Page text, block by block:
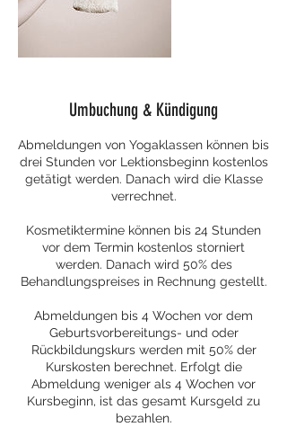
Umbuchung & Kündigung
Abmeldungen von Yogaklassen können bis
drei Stunden vor Lektionsbeginn kostenlos
getätigt werden. Danach wird die Klasse
verrechnet.
Kosmetiktermine können bis 24 Stunden
vor dem Termin kostenlos storniert
werden. Danach wird 50% des
Behandlungspreises in Rechnung gestellt.
Abmeldungen bis 4 Wochen vor dem
Geburtsvorbereitungs- und oder
Rückbildungskurs werden mit 50% der
Kurskosten berechnet. Erfolgt die
Abmeldung weniger als 4 Wochen vor
Kursbeginn, ist das gesamt Kursgeld zu
bezahlen.